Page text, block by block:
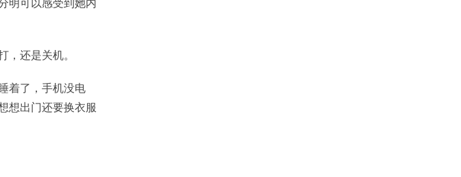
明可以感受到她内
，还是关机。
着了，手机没电
想出门还要换衣服